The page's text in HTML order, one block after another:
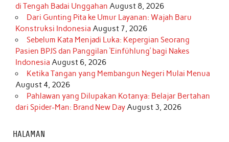
di Tengah Badai Unggahan August 8, 2026
Dari Gunting Pita ke Umur Layanan: Wajah Baru
Konstruksi Indonesia August 7, 2026
Sebelum Kata Menjadi Luka: Kepergian Seorang
Pasien BPJS dan Panggilan ‘Einfühlung’ bagi Nakes
Indonesia August 6, 2026
Ketika Tangan yang Membangun Negeri Mulai Menua
August 4, 2026
Pahlawan yang Dilupakan Kotanya: Belajar Bertahan
dari Spider-Man: Brand New DayAugust 3, 2026
HALAMAN